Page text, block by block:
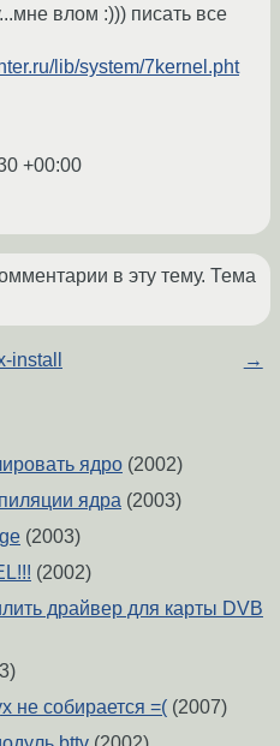
влом :))) писать все
lib/system/7kernel.pht
+00:00
в эту тему. Тема
install →
ядро (2002)
ядра (2003)
(2003)
(2002)
драйвер для карты DVB
не собирается =( (2007)